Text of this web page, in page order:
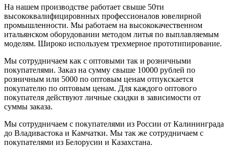
На нашем производстве работает свыше 50ти
высококвалифицировнных профессионалов ювелирной
промышленности. Мы работаем на высококачественном
итальянском оборудовании методом литья по выплавляемым
моделям. Широко используем трехмерное прототипирование.
Мы сотрудничаем как с оптовыми так и розничными
покупателями. Заказ на сумму свыше 10000 рублей по
розничным или 5000 по оптовым ценам отпукскается
покупателю по оптовым ценам. Для каждого оптового
покупателя действуют личные скидки в зависимости от
суммы заказа.
Мы сотрудничаем с покупателями из России от Калининграда
до Владивастока и Камчатки. Мы так же сотрудничаем с
покупателями из Белорусии и Казахстана.